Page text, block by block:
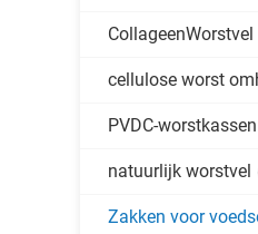
CollageenWorstvel
cellulose worst
PVDC-worstkassen
natuurlijk worstvel
Zakken voor